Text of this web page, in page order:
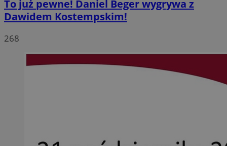
To już pewne! Daniel Beger wygrywa z
Dawidem Kostempskim!
268